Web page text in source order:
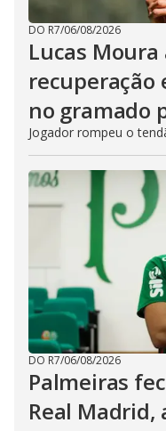
DO R7/06/08/2026
Lucas Moura
recuperação
no gramado
Jogador rompeu o
DO R7/06/08/2026
Palmeiras
Real Madrid,